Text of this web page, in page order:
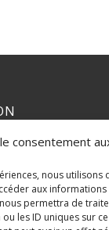
consentement
nous utilisons
aux
permettra de
les ID uniques sur